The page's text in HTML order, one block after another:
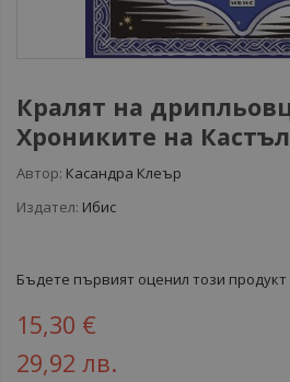
Кралят на
Хрониките на
Автор: Касандра Клеър
Издател: Ибис
Бъдете първият оценил този продукт
15,30 €
29,92 лв.